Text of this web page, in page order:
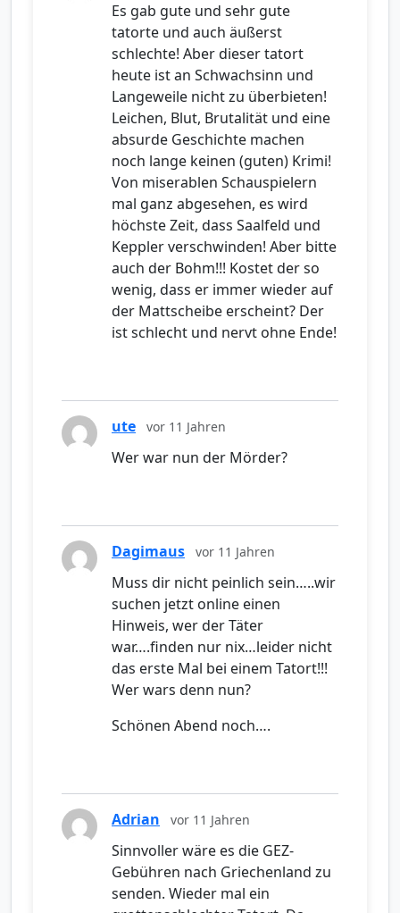
Es gab gute und sehr gute
tatorte und auch äußerst
schlechte! Aber dieser tatort
heute ist an Schwachsinn und
Langeweile nicht zu überbieten!
Leichen, Blut, Brutalität und eine
absurde Geschichte machen
noch lange keinen (guten) Krimi!
Von miserablen Schauspielern
mal ganz abgesehen, es wird
höchste Zeit, dass Saalfeld und
Keppler verschwinden! Aber bitte
auch der Bohm!!! Kostet der so
wenig, dass er immer wieder auf
der Mattscheibe erscheint? Der
ist schlecht und nervt ohne Ende!
ute vor 11 Jahren
Wer war nun der Mörder?
Dagimaus vor 11 Jahren
Muss dir nicht peinlich sein…..wir
suchen jetzt online einen
Hinweis, wer der Täter
war….finden nur nix…leider nicht
das erste Mal bei einem Tatort!!!
Wer wars denn nun?
Schönen Abend noch….
Adrian vor 11 Jahren
Sinnvoller wäre es die GEZ-
Gebühren nach Griechenland zu
senden. Wieder mal ein